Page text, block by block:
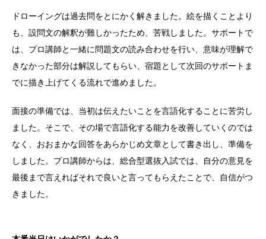
ドローイングは過去問をとにかく解きました。絵を描くことより
も、設問文の解釈が難しかったため、苦戦しました。サポートで
は、プロ講師と一緒に問題文の読み合わせを行い、意味が理解で
きなかった部分は解説してもらい、宿題として次回のサポートま
でに描き上げてくる流れで進めました。
面接の準備では、当初は伝えたいことを言語化することに苦労し
ました。そこで、その場で言語化する能力を改善していくのでは
なく、おおまかな回答をあらかじめ文章として書き出し、準備を
しました。プロ講師からは、総合型選抜入試では、自分の意見を
最後まで言えればそれで良いと言ってもらえたことで、自信がつ
きました。